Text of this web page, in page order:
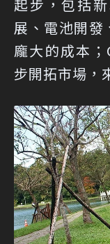
起步，包括
展、電池開發
龐大的成本
步開拓市場，